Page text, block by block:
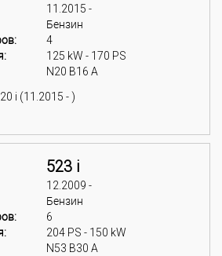
11.2015 -
Бензин
4
125 kW - 170 PS
N20 B16 A
i (11.2015 - )
523 i
12.2009 -
Бензин
6
204 PS - 150 kW
N53 B30 A